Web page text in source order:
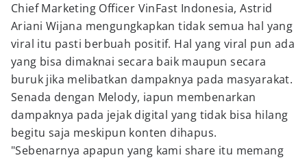
Chief Marketing Officer VinFast Indonesia, Astrid
Ariani Wijana mengungkapkan tidak semua hal yang
viral itu pasti berbuah positif. Hal yang viral pun ada
yang bisa dimaknai secara baik maupun secara
buruk jika melibatkan dampaknya pada masyarakat.
Senada dengan Melody, iapun membenarkan
dampaknya pada jejak digital yang tidak bisa hilang
begitu saja meskipun konten dihapus.
"Sebenarnya apapun yang kami share itu memang